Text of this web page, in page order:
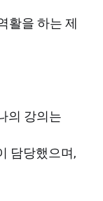
활을 하는 제
의 강의는
담당했으며,